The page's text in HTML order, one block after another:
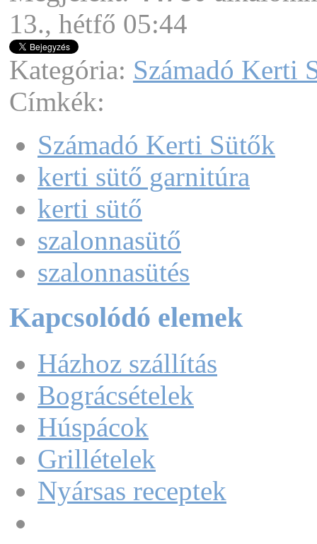
13., hétfő 05:44
Kategória: Számadó Kerti
Címkék:
Számadó Kerti Sütők
kerti sütő garnitúra
kerti sütő
szalonnasütő
szalonnasütés
Kapcsolódó elemek
Házhoz szállítás
Bográcsételek
Húspácok
Grillételek
Nyársas receptek